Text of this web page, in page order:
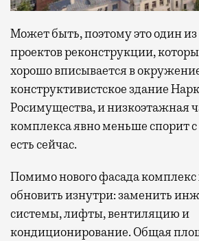
Может быть, поэтому это один
проектов реконструкции,
хорошо вписывается в
конструктивистское здание
Росимущества, и низкоэтажная
комплекса явно меньше спорит
есть сейчас.
Помимо нового фасада комплекс
обновить изнутри: заменить
системы, лифты, вентиляцию и
кондиционирование. Общая